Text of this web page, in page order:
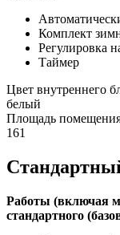
Комплект
Регулировка
Таймер
Цвет внутреннего
белый
Площадь
161
Работы (включая
стандартного